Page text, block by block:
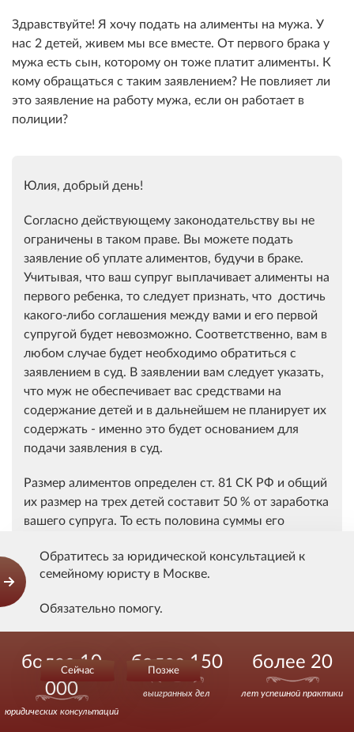
Здравствуйте! Я хочу подать на алименты на мужа. У
нас 2 детей, живем мы все вместе. От первого брака у
мужа есть сын, которому он тоже платит алименты. К
кому обращаться с таким заявлением? Не повлияет ли
это заявление на работу мужа, если он работает в
полиции?
Юлия, добрый день!
Согласно действующему законодательству вы не
ограничены в таком праве. Вы можете подать
заявление об уплате алиментов, будучи в браке.
Учитывая, что ваш супруг выплачивает алименты на
первого ребенка, то следует признать, что достичь
какого-либо соглашения между вами и его первой
супругой будет невозможно. Соответственно, вам в
любом случае будет необходимо обратиться с
заявлением в суд. В заявлении вам следует указать,
что муж не обеспечивает вас средствами на
содержание детей и в дальнейшем не планирует их
содержать - именно это будет основанием для
подачи заявления в суд.
Размер алиментов определен ст. 81 СК РФ и общий
их размер на трех детей составит 50 % от заработка
вашего супруга. То есть половина суммы его
Другим вариантом, более приемлемым для вас в
решении такой проблемы, будет не ваше заявление
о возложении на мужа обязанности по уплате
алиментов, а заявление вашего супруга о снижении
РФ). В подтверждение своих требований, кроме
свидетельств о рождении детей, вы должны
приложить свидетельство о браке, документ,
Обратитесь за юридической консультацией к
семейному юристу в Москве.
Обязательно помогу.
Сейчас Позже
более 10
000
юридических консультаций
более 150
выигранных дел
более 20
лет успешной практики